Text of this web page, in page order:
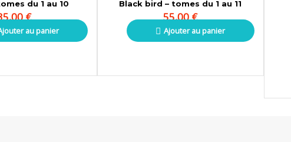
du 1 au 10
€
au panier
Black bird – tomes du 1 au 11
55,00€
Ajouter au panier